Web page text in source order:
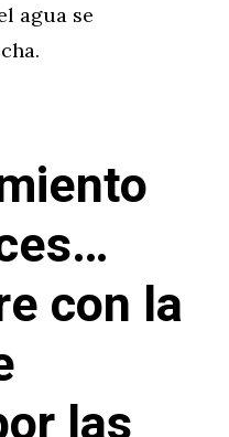
agua se
con la